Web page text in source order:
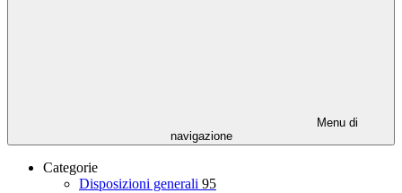
Menu di
navigazione
Categorie
Disposizioni generali 95